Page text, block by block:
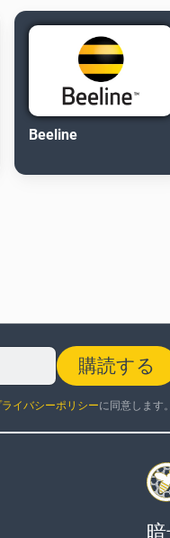
Beeline
購読する
イバシーポリシーに同意します。